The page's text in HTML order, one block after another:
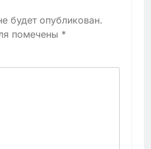
будет опубликован.
помечены *